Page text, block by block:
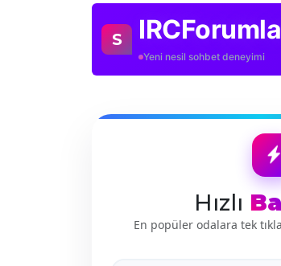
S
Yeni nesil sohbet deneyimi
Hızlı
En popüler odalara tek